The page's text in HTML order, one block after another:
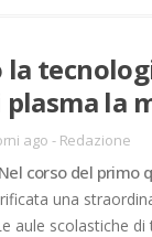
la
pla­sma la
ago - Redazione
Nel cor­so del pri­mo
una
aule sco­la­sti­che di